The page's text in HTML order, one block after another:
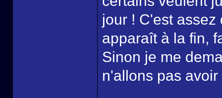
jour ! C'est
apparaît à la fin,
Sinon je me
n'allons pas